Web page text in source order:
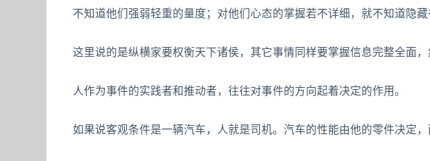
不知道他们强弱轻重的量度；对他们心态的掌握若不详细，就不知道隐藏
这里说的是纵横家要权衡天下诸侯，其它事情同样要掌握信息完整全面，
人作为事件的实践者和推动者，往往对事件的方向起着决定的作用。
如果说客观条件是一辆汽车，人就是司机。汽车的性能由他的零件决定